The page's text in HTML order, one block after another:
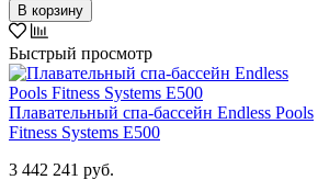
В корзину
Быстрый просмотр
Плавательный спа-бассейн Endless Pools
Fitness Systems E500
3 442 241 руб.